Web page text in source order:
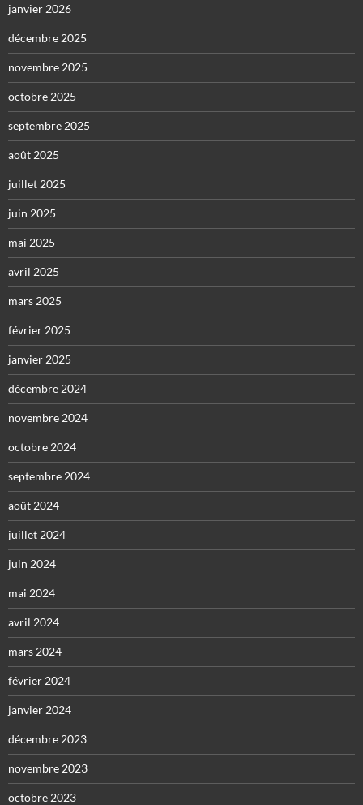
janvier 2026
décembre 2025
novembre 2025
octobre 2025
septembre 2025
août 2025
juillet 2025
juin 2025
mai 2025
avril 2025
mars 2025
février 2025
janvier 2025
décembre 2024
novembre 2024
octobre 2024
septembre 2024
août 2024
juillet 2024
juin 2024
mai 2024
avril 2024
mars 2024
février 2024
janvier 2024
décembre 2023
novembre 2023
octobre 2023